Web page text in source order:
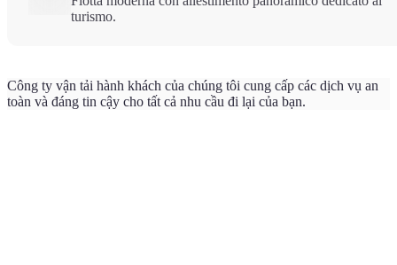
turismo.
Công ty vận tải hành khách của chúng tôi cung cấp các dịch vụ an
toàn và đáng tin cậy cho tất cả nhu cầu đi lại của bạn.